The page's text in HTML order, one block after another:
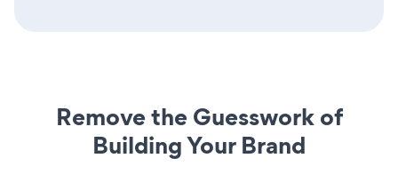
Remove the Guesswork of
Building Your Brand